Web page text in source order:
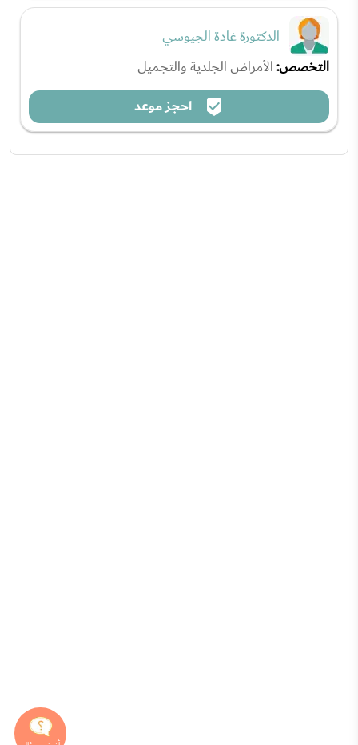
الدكتورة غادة الجيوسي
التخصص:الأمراض الجلدية والتجميل
احجز موعد